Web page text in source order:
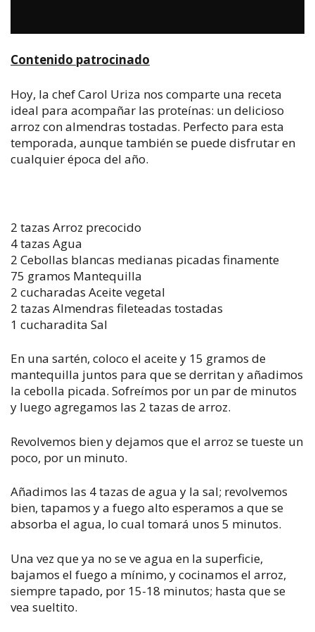
Contenido patrocinado
Hoy, la chef Carol Uriza nos comparte una receta
ideal para acompañar las proteínas: un delicioso
arroz con almendras tostadas. Perfecto para esta
temporada, aunque también se puede disfrutar en
cualquier época del año.
2 tazas Arroz precocido
4 tazas Agua
2 Cebollas blancas medianas picadas finamente
75 gramos Mantequilla
2 cucharadas Aceite vegetal
2 tazas Almendras fileteadas tostadas
1 cucharadita Sal
En una sartén, coloco el aceite y 15 gramos de
mantequilla juntos para que se derritan y añadimos
la cebolla picada. Sofreímos por un par de minutos
y luego agregamos las 2 tazas de arroz.
Revolvemos bien y dejamos que el arroz se tueste un
poco, por un minuto.
Añadimos las 4 tazas de agua y la sal; revolvemos
bien, tapamos y a fuego alto esperamos a que se
absorba el agua, lo cual tomará unos 5 minutos.
Una vez que ya no se ve agua en la superficie,
bajamos el fuego a mínimo, y cocinamos el arroz,
siempre tapado, por 15-18 minutos; hasta que se
vea sueltito.